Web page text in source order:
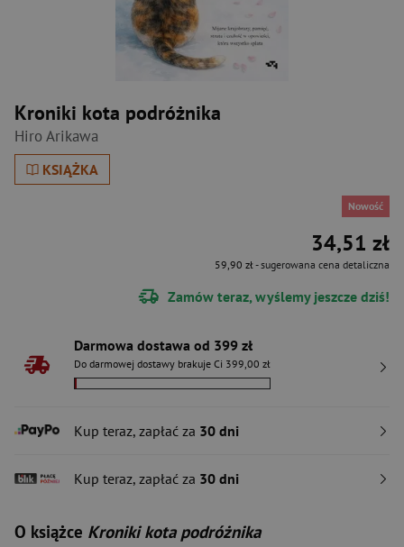
Kroniki kota podróżnika
Hiro Arikawa
KSIĄŻKA
Nowość
34,51 zł
59,90 zł- sugerowana cena detaliczna
Zamów teraz, wyślemy jeszcze dziś!
Darmowa dostawa od 399 zł
Do darmowej dostawy brakuje Ci 399,00 zł
Kup teraz, zapłać za 30 dni
Kup teraz, zapłać za 30 dni
O książce Kroniki kota podróżnika